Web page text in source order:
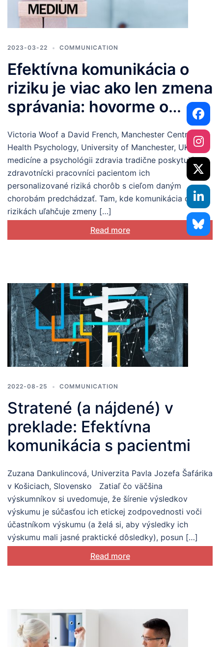
2023-03-22 COMMUNICATION
Efektívna komunikácia o
riziku je viac ako len zmena
správania: hovorme o
osobnom hodnotení rizika
Victoria Woof a David French, Manchester Centre for
Health Psychology, University of Manchester, UK V
medicíne a psychológii zdravia tradične poskytujú
zdravotnícki pracovníci pacientom ich
personalizované riziká chorôb s cieľom daným
chorobám predchádzať. Tam, kde komunikácia o
rizikách uľahčuje zmeny […]
Read more
2022-08-25 COMMUNICATION
Stratené (a nájdené) v
preklade: Efektívna
komunikácia s pacientmi
Zuzana Dankulincová, Univerzita Pavla Jozefa Šafárika
v Košiciach, Slovensko Zatiaľ čo väčšina
výskumníkov si uvedomuje, že šírenie výsledkov
výskumu je súčasťou ich etickej zodpovednosti voči
účastníkom výskumu (a želá si, aby výsledky ich
výskumu mali jasné praktické dôsledky), posun […]
Read more